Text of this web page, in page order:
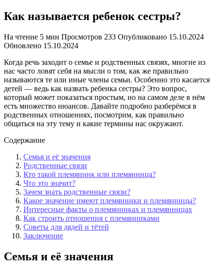
Как называется ребенок сестры?
На чтение 5 мин Просмотров 233 Опубликовано 15.10.2024
Обновлено 15.10.2024
Когда речь заходит о семье и родственных связях, многие из
нас часто ловят себя на мысли о том, как же правильно
называются те или иные члены семьи. Особенно это касается
детей — ведь как назвать ребенка сестры? Это вопрос,
который может показаться простым, но на самом деле в нём
есть множество нюансов. Давайте подробно разберёмся в
родственных отношениях, посмотрим, как правильно
общаться на эту тему и какие термины нас окружают.
Содержание
Семья и её значения
Родственные связи
Кто такой племянник или племянница?
Что это значит?
Зачем знать родственные связи?
Какое значение имеют племянники и племянницы?
Интересные факты о племянниках и племянницах
Как строить отношения с племянниками
Советы для дядей и тётей
Заключение
Семья и её значения